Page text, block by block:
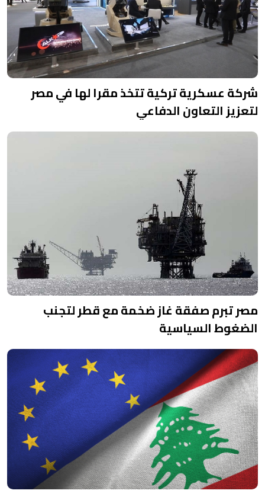
شركة عسكرية تركية تتخذ مقرا لها في مصر
لتعزيز التعاون الدفاعي
مصر تبرم صفقة غاز ضخمة مع قطر لتجنب
الضغوط السياسية